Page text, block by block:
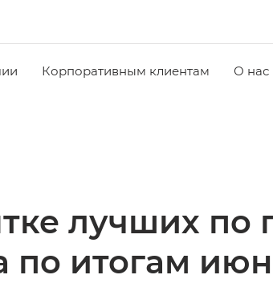
Корпоративным клиентам О нас
лучших
по итогам